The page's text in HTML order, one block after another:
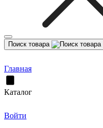
Поиск товара
Главная
Каталог
Войти